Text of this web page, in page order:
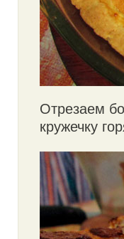
Отрезаем
кружечку